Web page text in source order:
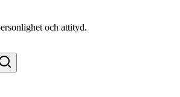
och attityd.